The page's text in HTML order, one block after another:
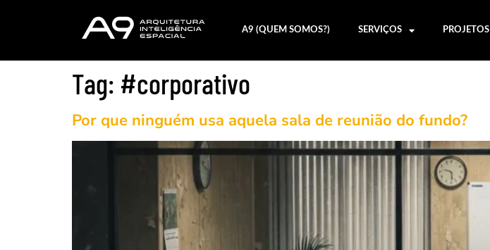
A9 (QUEM SOMOS?) SERVIÇOS PROJETOS
Tag: #corporativo
Por que ninguém usa aquela sala de reunião do fundo?